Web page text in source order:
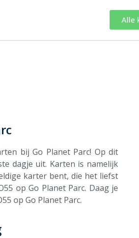
Alle
bij Go Planet Parc! Op dit
dagje uit. Karten is namelijk
karter bent, die het liefst
op Go Planet Parc. Daag je
op Go Planet Parc.